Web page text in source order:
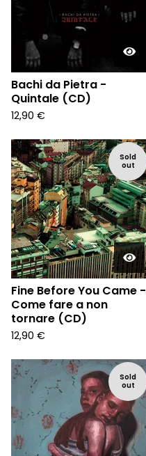
Bachi da Pietra -
Quintale (CD)
12,90 €
Sold
out
Fine Before You Came -
Come fare a non
tornare (CD)
12,90 €
Sold
out